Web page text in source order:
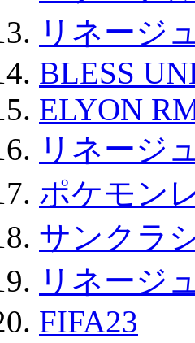
リネージ
BLESS
ELYON
リネージ
ポケモン
サンクラ
リネージ
FIFA23